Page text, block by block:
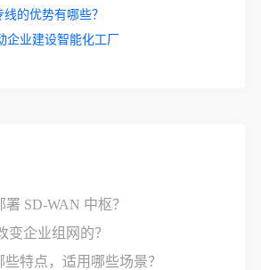
的优势有哪些？
企业建设智能化工厂
SD-WAN 中枢？
变企业组网的？
特点，适用哪些场景？